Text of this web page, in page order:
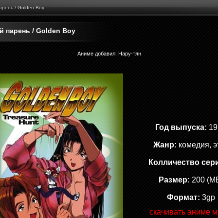
/ Golden Boy
парень / Golden Boy
Аниме добавил: Нару-тян
Год выпуска:
Жанр: комедия,
Колличество
Размер: 200
Формат: 3gp
скачивать аниме